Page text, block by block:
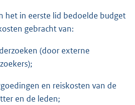
het in eerste lid bedoelde budget
gebracht van:
(door externe
en reiskosten van de
en de leden;